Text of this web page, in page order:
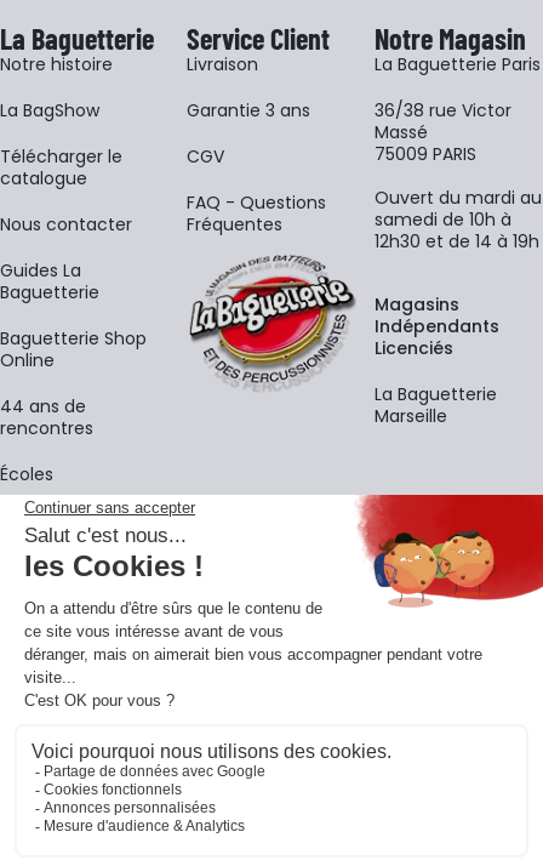
La Baguetterie
Notre histoire
La BagShow
​Télécharger le
catalogue
Nous contacter
Guides La
Baguetterie
Baguetterie Shop
Online
44 ans de
rencontres
Écoles
Service Client
Livraison
Garantie 3 ans
CGV
FAQ - Questions
Fréquentes
Notre Magasin
La Baguetterie Paris
36/38 rue Victor
Massé
75009 PARIS
Ouvert du mardi au
samedi de 10h à
12h30 et de 14 à 19h
Magasins
Indépendants
Licenciés
La Baguetterie
Marseille
La newsletter
Adresse e-mail
En vous inscrivant à notre newsletter, vous acceptez notrepolitique de
confidentialité.
Retrouvons-nous sur